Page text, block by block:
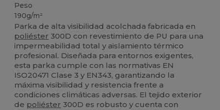
Peso
190g/m²
Parka de alta visibilidad acolchada fabricada en
poliéster 300D con revestimiento de PU para una
impermeabilidad total y aislamiento térmico
profesional. Diseñada para entornos exigentes,
esta parka cumple con las normativas EN
ISO20471 Clase 3 y EN343, garantizando la
máxima visibilidad y resistencia frente a
condiciones climáticas adversas. El tejido exterior
de poliéster 300D es robusto y cuenta con